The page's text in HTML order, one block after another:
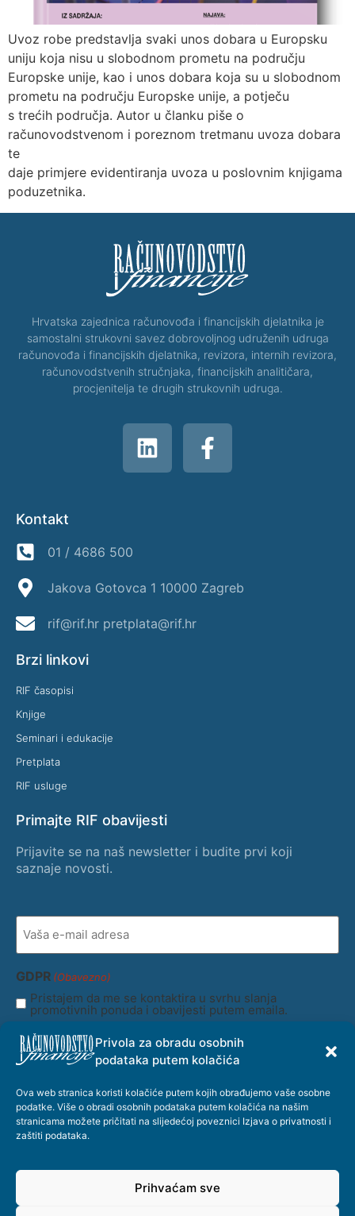
Privola za obradu osobnih
podataka putem kolačića
Ova web stranica koristi kolačiće putem kojih obrađujemo vaše osobne
podatke. Više o obradi osobnih podataka putem kolačića na našim
stranicama možete pričitati na slijedećoj poveznici Izjava o privatnosti i
zaštiti podataka.
Prihvaćam sve
Uvoz robe predstavlja svaki unos dobara u Europsku
uniju koja nisu u slobodnom prometu na području
Europske unije, kao i unos dobara koja su u slobodnom
prometu na području Europske unije, a potječu
s trećih područja. Autor u članku piše o
računovodstvenom i poreznom tretmanu uvoza dobara
te
daje primjere evidentiranja uvoza u poslovnim knjigama
poduzetnika.
Hrvatska zajednica računovođa i financijskih djelatnika je
samostalni strukovni savez dobrovoljnog udruženih udruga
računovođa i financijskih djelatnika, revizora, internih revizora,
računovodstvenih stručnjaka, financijskih analitičara,
procjenitelja te drugih strukovnih udruga.
Kontakt
01 / 4686 500
Jakova Gotovca 1 10000 Zagreb
rif@rif.hr pretplata@rif.hr
Brzi linkovi
RIF časopisi
Knjige
Seminari i edukacije
Pretplata
RIF usluge
Primajte RIF obavijesti
Prijavite se na naš newsletter i budite prvi koji
saznaje novosti.
Vaša
e-
adresa
GDPR (Obavezno)
Pristajem da me se kontaktira u svrhu slanja
promotivnih ponuda i obavijesti putem emaila.
Prijava
djelatnika / Razvoj KVT.Digital